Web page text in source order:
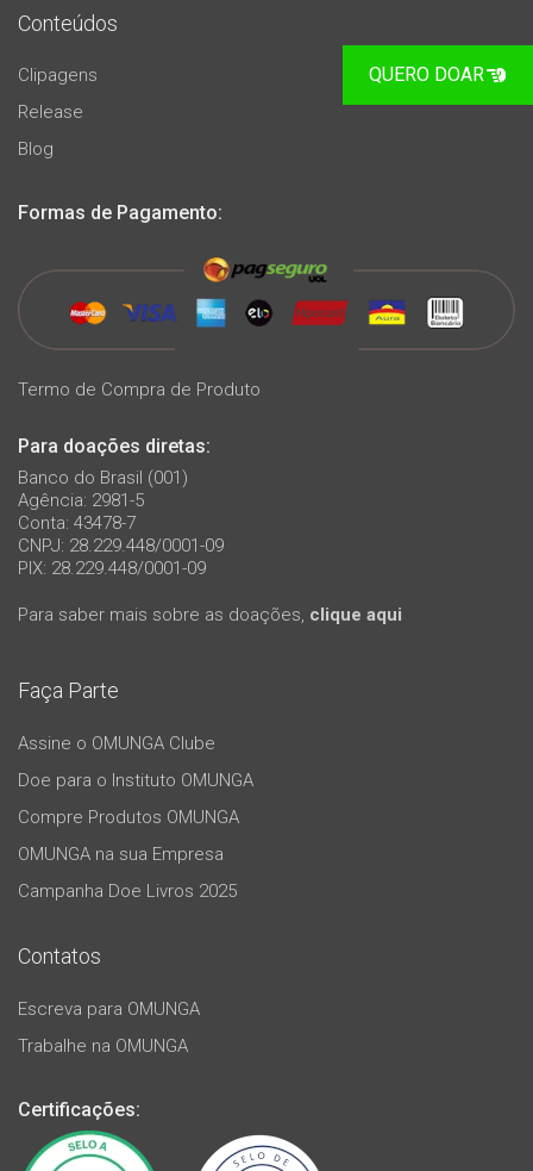
Conteúdos
Clipagens
Release
Blog
Formas de Pagamento:
Termo de Compra de Produto
Para doações diretas:
Banco do Brasil (001)
Agência: 2981-5
Conta: 43478-7
CNPJ: 28.229.448/0001-09
PIX: 28.229.448/0001-09
Para saber mais sobre as doações, clique aqui
Faça Parte
Assine o OMUNGA Clube
Doe para o Instituto OMUNGA
Compre Produtos OMUNGA
OMUNGA na sua Empresa
Campanha Doe Livros 2025
Contatos
Escreva para OMUNGA
Trabalhe na OMUNGA
Certificações:
QUERO DOAR